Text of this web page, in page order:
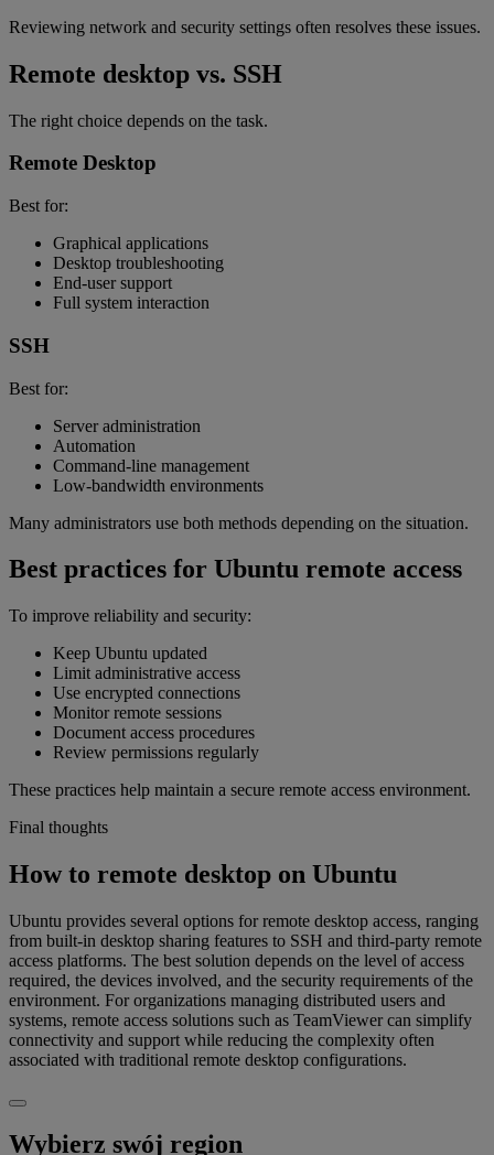
Reviewing network and security settings often resolves these issues.
Remote desktop vs. SSH
The right choice depends on the task.
Remote Desktop
Best for:
Graphical applications
Desktop troubleshooting
End-user support
Full system interaction
SSH
Best for:
Server administration
Automation
Command-line management
Low-bandwidth environments
Many administrators use both methods depending on the situation.
Best practices for Ubuntu remote access
To improve reliability and security:
Keep Ubuntu updated
Limit administrative access
Use encrypted connections
Monitor remote sessions
Document access procedures
Review permissions regularly
These practices help maintain a secure remote access environment.
Final thoughts
How to remote desktop on Ubuntu
Ubuntu provides several options for remote desktop access, ranging
from built-in desktop sharing features to SSH and third-party remote
access platforms. The best solution depends on the level of access
required, the devices involved, and the security requirements of the
environment. For organizations managing distributed users and
systems, remote access solutions such as TeamViewer can simplify
connectivity and support while reducing the complexity often
associated with traditional remote desktop configurations.
Wybierz swój region